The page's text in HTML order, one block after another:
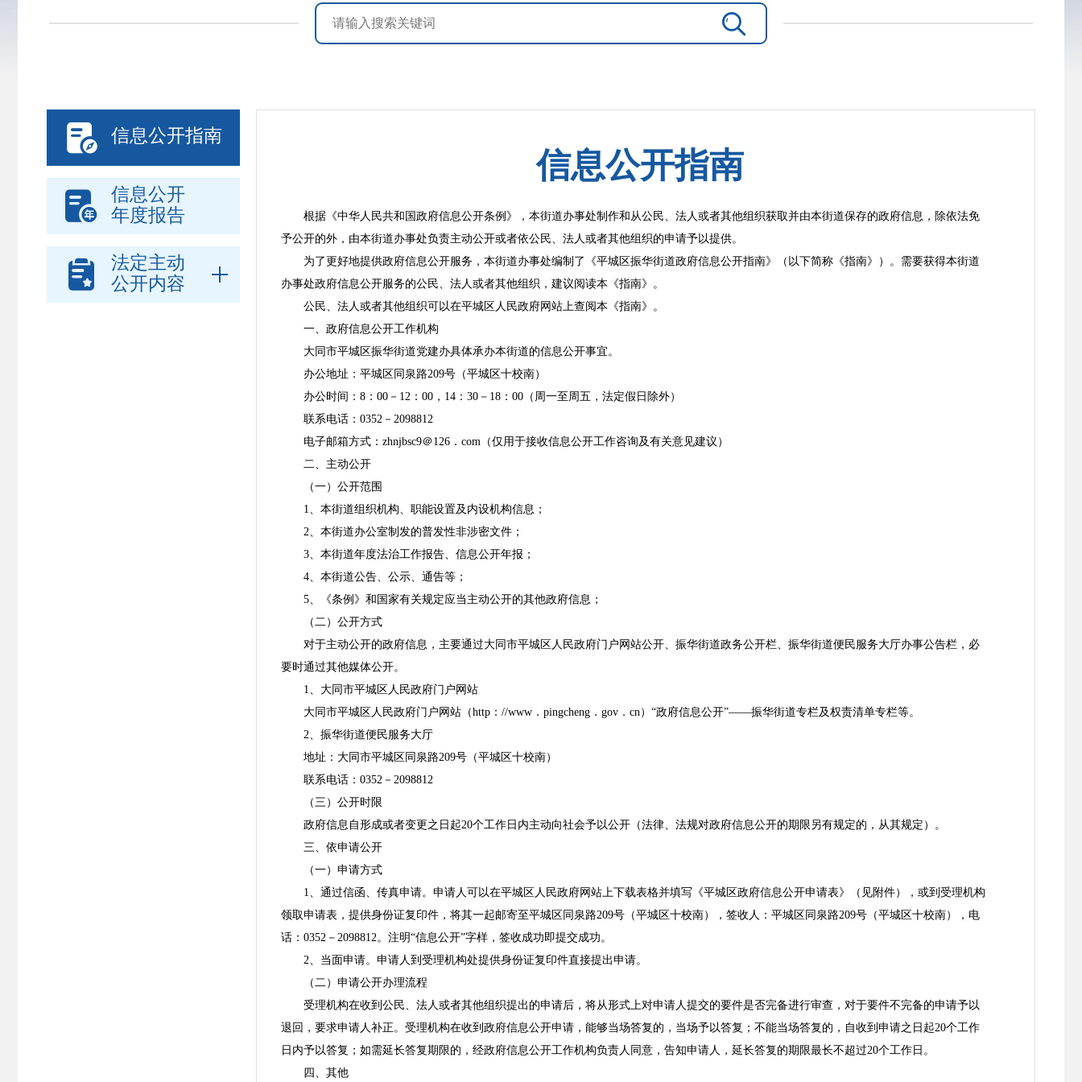

 信息公开指南

信息公开
年度报告

法定主动
公开内容
信息公开指南
根据《中华人民共和国政府信息公开条例》，本街道办事处制作和从公民、法人或者其他组织获取并由本街道保存的政府信息，除依法免
予公开的外，由本街道办事处负责主动公开或者依公民、法人或者其他组织的申请予以提供。
为了更好地提供政府信息公开服务，本街道办事处编制了《平城区振华街道政府信息公开指南》（以下简称《指南》）。需要获得本街道
办事处政府信息公开服务的公民、法人或者其他组织，建议阅读本《指南》。
公民、法人或者其他组织可以在平城区人民政府网站上查阅本《指南》。
一、政府信息公开工作机构
大同市平城区振华街道党建办具体承办本街道的信息公开事宜。
办公地址：平城区同泉路209号（平城区十校南）
办公时间：8：00－12：00，14：30－18：00（周一至周五，法定假日除外）
联系电话：0352－2098812
电子邮箱方式：zhnjbsc9＠126．com（仅用于接收信息公开工作咨询及有关意见建议）
二、主动公开
（一）公开范围
1、本街道组织机构、职能设置及内设机构信息；
2、本街道办公室制发的普发性非涉密文件；
3、本街道年度法治工作报告、信息公开年报；
4、本街道公告、公示、通告等；
5、《条例》和国家有关规定应当主动公开的其他政府信息；
（二）公开方式
对于主动公开的政府信息，主要通过大同市平城区人民政府门户网站公开、振华街道政务公开栏、振华街道便民服务大厅办事公告栏，必
要时通过其他媒体公开。
1、大同市平城区人民政府门户网站
大同市平城区人民政府门户网站（http：//www．pingcheng．gov．cn）“政府信息公开”——振华街道专栏及权责清单专栏等。
2、振华街道便民服务大厅
地址：大同市平城区同泉路209号（平城区十校南）
联系电话：0352－2098812
（三）公开时限
政府信息自形成或者变更之日起20个工作日内主动向社会予以公开（法律、法规对政府信息公开的期限另有规定的，从其规定）。
三、依申请公开
（一）申请方式
1、通过信函、传真申请。申请人可以在平城区人民政府网站上下载表格并填写《平城区政府信息公开申请表》（见附件），或到受理机构
领取申请表，提供身份证复印件，将其一起邮寄至平城区同泉路209号（平城区十校南），签收人：平城区同泉路209号（平城区十校南），电
话：0352－2098812。注明“信息公开”字样，签收成功即提交成功。
2、当面申请。申请人到受理机构处提供身份证复印件直接提出申请。
（二）申请公开办理流程
受理机构在收到公民、法人或者其他组织提出的申请后，将从形式上对申请人提交的要件是否完备进行审查，对于要件不完备的申请予以
退回，要求申请人补正。受理机构在收到政府信息公开申请，能够当场答复的，当场予以答复；不能当场答复的，自收到申请之日起20个工作
日内予以答复；如需延长答复期限的，经政府信息公开工作机构负责人同意，告知申请人，延长答复的期限最长不超过20个工作日。
四、其他